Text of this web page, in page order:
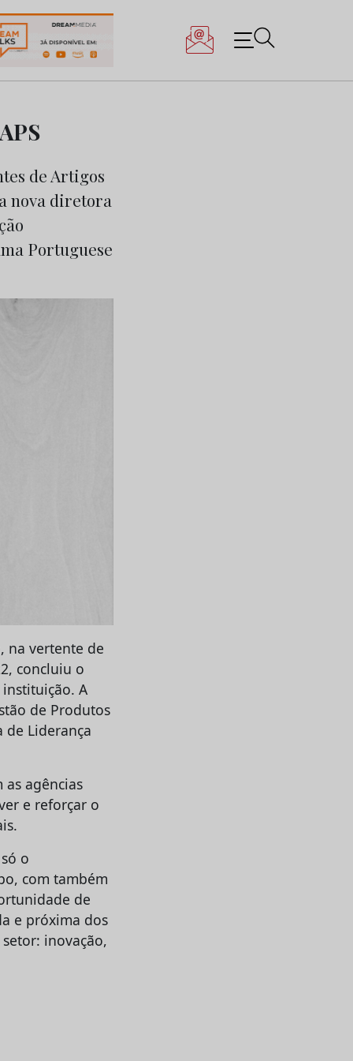
de Artigos
nova diretora
Portuguese
na vertente de
concluiu o
A
de Produtos
de Liderança
agências
e reforçar o
o
com também
de
e próxima dos
inovação,